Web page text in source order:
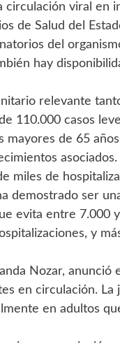
circulación viral en
de Salud del
del
hay
relevante
110.000 casos
mayores de 65
asociados.
miles de
demostrado ser
evita entre 7.000
y
Nozar, anunció
en circulación.
en adultos